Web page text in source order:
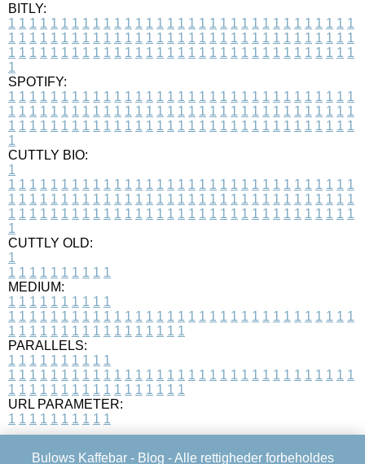
BITLY:
1 1 1 1 1 1 1 1 1 1 1 1 1 1 1 1 1 1 1 1 1 1 1 1 1 1 1 1 1 1 1 1 1
1 1 1 1 1 1 1 1 1 1 1 1 1 1 1 1 1 1 1 1 1 1 1 1 1 1 1 1 1 1 1 1 1
1 1 1 1 1 1 1 1 1 1 1 1 1 1 1 1 1 1 1 1 1 1 1 1 1 1 1 1 1 1 1 1 1
1
SPOTIFY:
1 1 1 1 1 1 1 1 1 1 1 1 1 1 1 1 1 1 1 1 1 1 1 1 1 1 1 1 1 1 1 1 1
1 1 1 1 1 1 1 1 1 1 1 1 1 1 1 1 1 1 1 1 1 1 1 1 1 1 1 1 1 1 1 1 1
1 1 1 1 1 1 1 1 1 1 1 1 1 1 1 1 1 1 1 1 1 1 1 1 1 1 1 1 1 1 1 1 1
1
CUTTLY BIO:
1
1 1 1 1 1 1 1 1 1 1 1 1 1 1 1 1 1 1 1 1 1 1 1 1 1 1 1 1 1 1 1 1 1
1 1 1 1 1 1 1 1 1 1 1 1 1 1 1 1 1 1 1 1 1 1 1 1 1 1 1 1 1 1 1 1 1
1 1 1 1 1 1 1 1 1 1 1 1 1 1 1 1 1 1 1 1 1 1 1 1 1 1 1 1 1 1 1 1 1
1
CUTTLY OLD:
1
1 1 1 1 1 1 1 1 1 1
MEDIUM:
1 1 1 1 1 1 1 1 1 1
1 1 1 1 1 1 1 1 1 1 1 1 1 1 1 1 1 1 1 1 1 1 1 1 1 1 1 1 1 1 1 1 1
1 1 1 1 1 1 1 1 1 1 1 1 1 1 1 1 1
PARALLELS:
1 1 1 1 1 1 1 1 1 1
1 1 1 1 1 1 1 1 1 1 1 1 1 1 1 1 1 1 1 1 1 1 1 1 1 1 1 1 1 1 1 1 1
1 1 1 1 1 1 1 1 1 1 1 1 1 1 1 1 1
URL PARAMETER:
1 1 1 1 1 1 1 1 1 1
Bulows Kaffebar - Blog - Alle rettigheder forbeholdes